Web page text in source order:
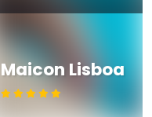
Maicon Lisboa